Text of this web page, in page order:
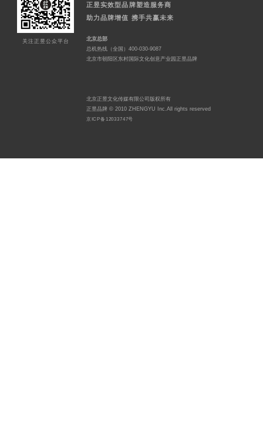
关注正昱公众平台
正昱实效型品牌塑造服务商
助力品牌增值 携手共赢未来
北京总部
总机热线（全国）400-030-9087
北京市朝阳区东村国际文化创意产业园正昱品牌
北京正昱文化传媒有限公司版权所有
正昱品牌 © 2010 ZHENGYU Inc.All rights reserved
京ICP备12033747号